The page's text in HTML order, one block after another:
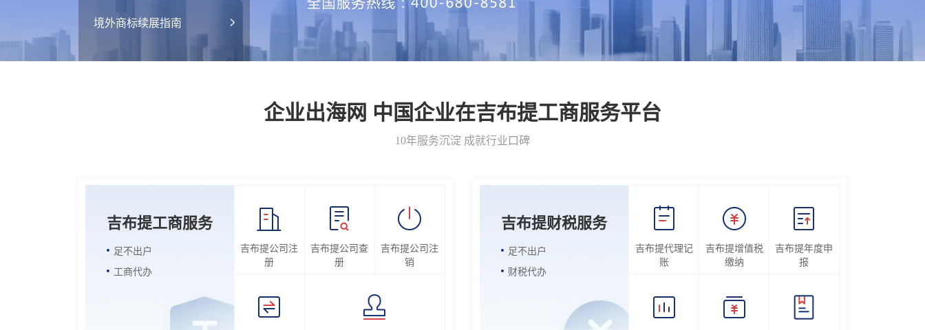
境外商标续展指南
企业出海网 中国企业在吉布提工商服务平台
10年服务沉淀 成就行业口碑
吉布提工商服务
足不出户
工商代办
吉布提公司注
册
吉布提公司查
册
吉布提公司注
销
吉布提财税服务
足不出户
财税代办
吉布提代理记
账
吉布提增值税
缴纳
吉布提年度申
报